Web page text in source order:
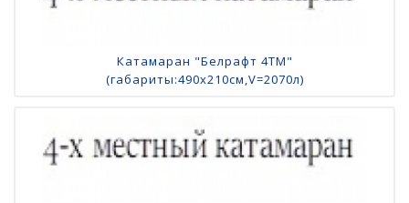
Катамаран "Белрафт 4TМ"
(габариты:490х210см,V=2070л)